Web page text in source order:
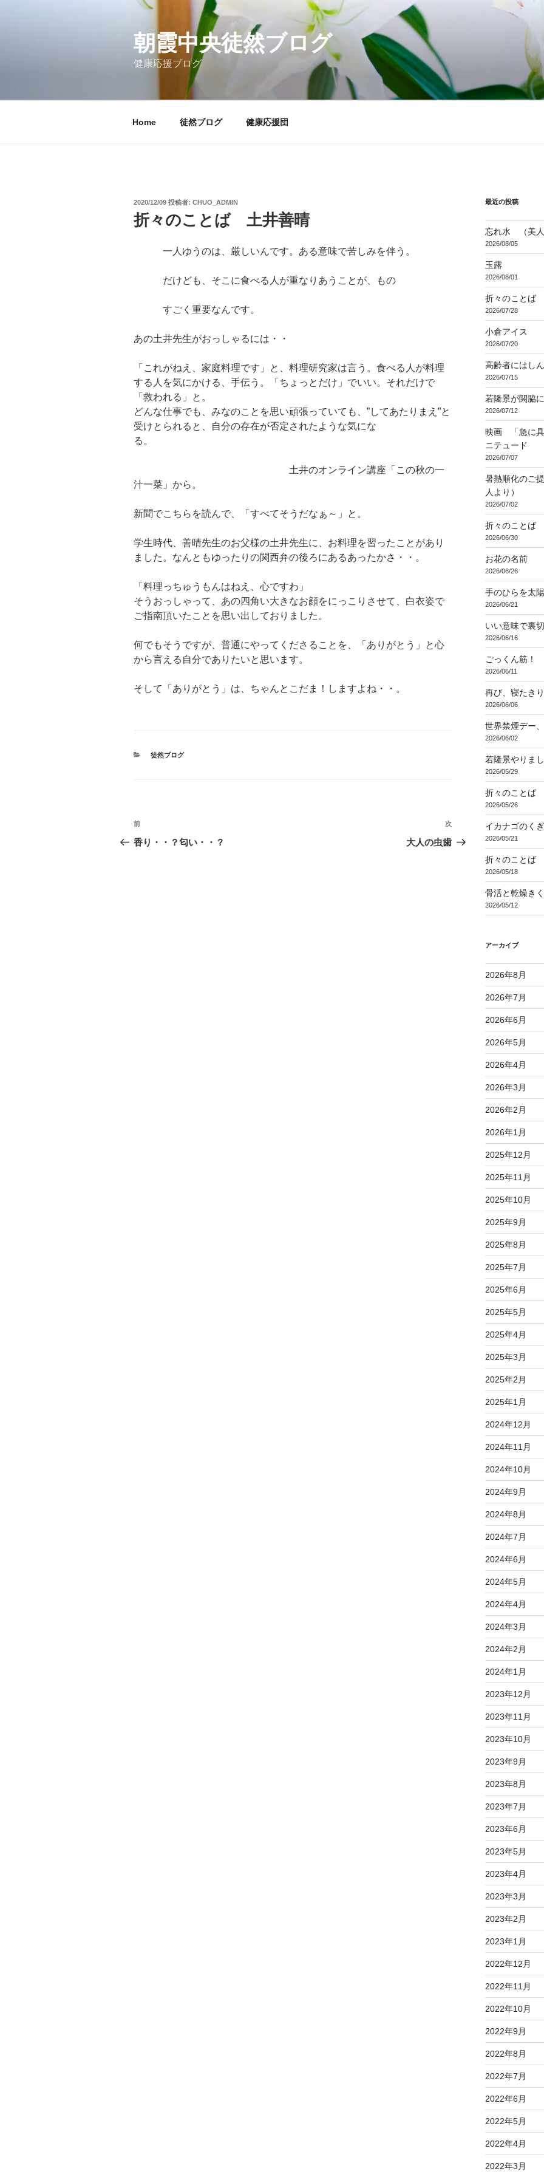
朝霞中央徒然ブログ
健康応援ブログ
Home 徒然ブログ 健康応援団
投
稿
日:
2020/12/09 投稿者: CHUO_ADMIN
折々のことば 土井善晴
一人ゆうのは、厳しいんです。ある意味で苦しみを伴う。
だけども、そこに食べる人が重なりあうことが、もの
すごく重要なんです。
あの土井先生がおっしゃるには・・
「これがねえ、家庭料理です」と、料理研究家は言う。食べる人が料理
する人を気にかける、手伝う。「ちょっとだけ」でいい。それだけで
「救われる」と。
どんな仕事でも、みなのことを思い頑張っていても、”してあたりまえ”と
受けとられると、自分の存在が否定されたような気にな
る。
土井のオンライン講座「この秋の一
汁一菜」から。
新聞でこちらを読んで、「すべてそうだなぁ～」と。
学生時代、善晴先生のお父様の土井先生に、お料理を習ったことがあり
ました。なんともゆったりの関西弁の後ろにあるあったかさ・・。
「料理っちゅうもんはねえ、心ですわ」
そうおっしゃって、あの四角い大きなお顔をにっこりさせて、白衣姿で
ご指南頂いたことを思い出しておりました。
何でもそうですが、普通にやってくださることを、「ありがとう」と心
から言える自分でありたいと思います。
そして「ありがとう」は、ちゃんとこだま！しますよね・・。
カ
徒然ブログ
投
稿
前
の
前
香り・・？匂い・・？
次
の
次
大人の虫歯
最近の投稿
忘れ水 （美人
2026/08/05
玉露
2026/08/01
折々のことば
2026/07/28
小倉アイス
2026/07/20
高齢者にはし
2026/07/15
若隆景が関脇に
2026/07/12
映画 「急に具
ニテュード
2026/07/07
暑熱順化のご
人より）
2026/07/02
折々のことば
2026/06/30
お花の名前
2026/06/26
手のひらを太
2026/06/21
いい意味で裏
2026/06/16
ごっくん筋！
2026/06/11
再び、寝たき
2026/06/06
世界禁煙デー
2026/06/02
若隆景やりまし
2026/05/29
折々のことば
2026/05/26
イカナゴのく
2026/05/21
折々のことば
2026/05/18
骨活と乾燥き
2026/05/12
アーカイブ
2026年8月
2026年7月
2026年6月
2026年5月
2026年4月
2026年3月
2026年2月
2026年1月
2025年12月
2025年11月
2025年10月
2025年9月
2025年8月
2025年7月
2025年6月
2025年5月
2025年4月
2025年3月
2025年2月
2025年1月
2024年12月
2024年11月
2024年10月
2024年9月
2024年8月
2024年7月
2024年6月
2024年5月
2024年4月
2024年3月
2024年2月
2024年1月
2023年12月
2023年11月
2023年10月
2023年9月
2023年8月
2023年7月
2023年6月
2023年5月
2023年4月
2023年3月
2023年2月
2023年1月
2022年12月
2022年11月
2022年10月
2022年9月
2022年8月
2022年7月
2022年6月
2022年5月
2022年4月
2022年3月